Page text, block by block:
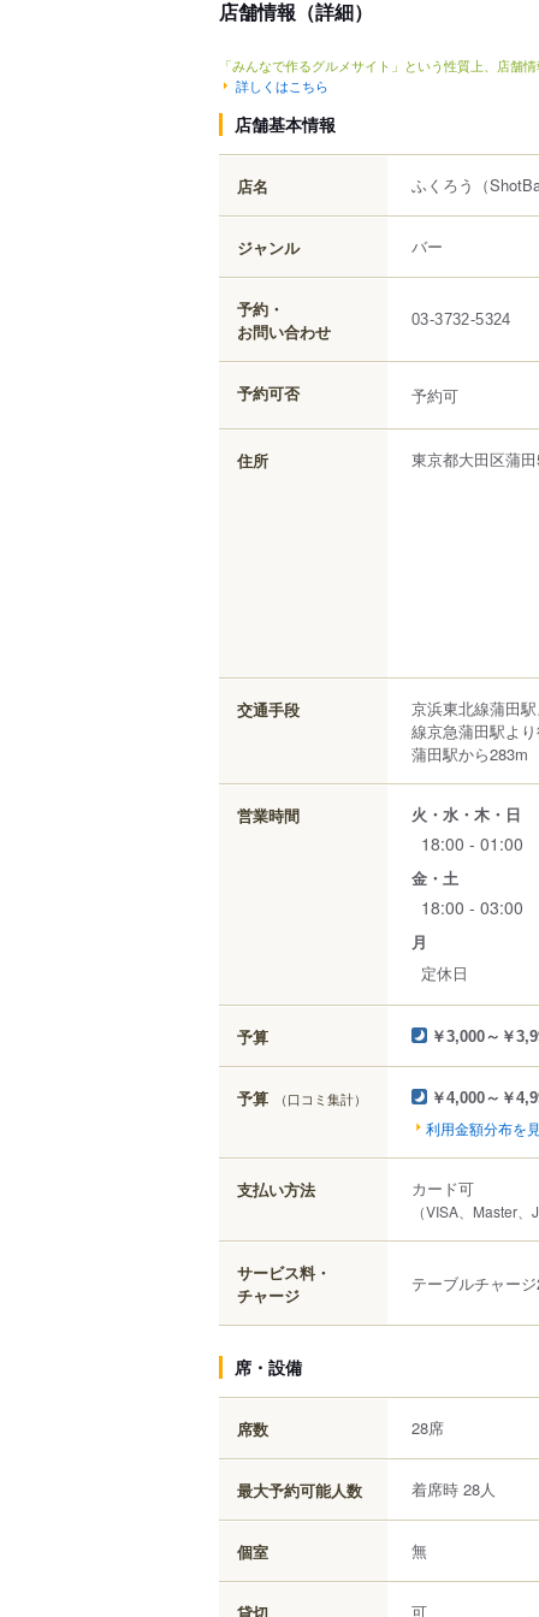
店舗情報（詳細）
「みんなで作るグルメサイト」という性質上、店舗
詳しくはこちら
店舗基本情報
店名 ふくろう （
ジャンル バー
予約・
お問い合わせ
03-3732-5324
予約可否 予約可
住所 東京都大田区蒲田
交通手段
京浜東北線蒲田
線京急蒲田駅よ
蒲田駅から283m
営業時間 火・水・木・日
18:00 - 01:00
金・土
18:00 - 03:00
月
定休日
予算 ￥3,000～￥
予算 （口コミ集計） ￥4,000～￥
利用金額分布を
支払い方法 カード可
（VISA、Master
サービス料・
チャージ
テーブルチャー
席・設備
席数 28席
最大予約可能人数 着席時 28人
個室 無
貸切 可